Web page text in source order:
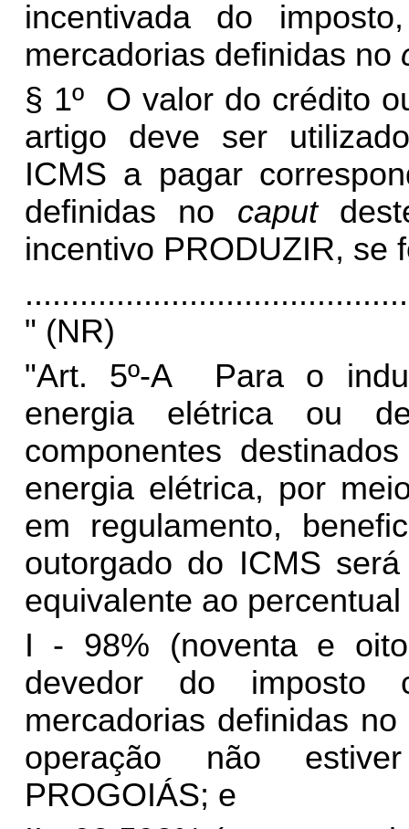
incentivada do
mercadorias definidas no
§ 1º O valor do crédito
artigo deve ser
ICMS a pagar
definidas no caput
incentivo PRODUZIR, se
" (NR)
"Art. 5º-A Para o
energia elétrica ou
componentes
energia elétrica, por
em regulamento,
outorgado do ICMS
equivalente ao percentual
I - 98% (noventa e
devedor do imposto
mercadorias definidas no
operação não
PROGOIÁS; e